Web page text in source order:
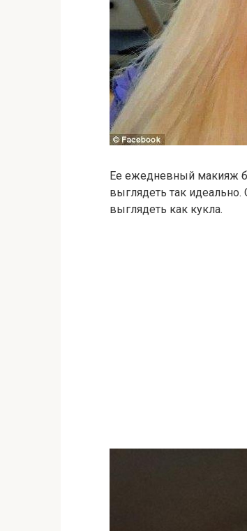
Ее ежедневный макияж
выглядеть так
выглядеть как кукла.